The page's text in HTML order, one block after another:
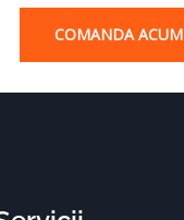
COMANDA ACUM